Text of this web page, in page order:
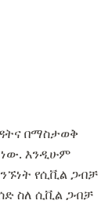
በማስታወቅ
ነው. እንዲሁም
የሲቪል ጋብቻ
ስለ ሲቪል ጋብቻ